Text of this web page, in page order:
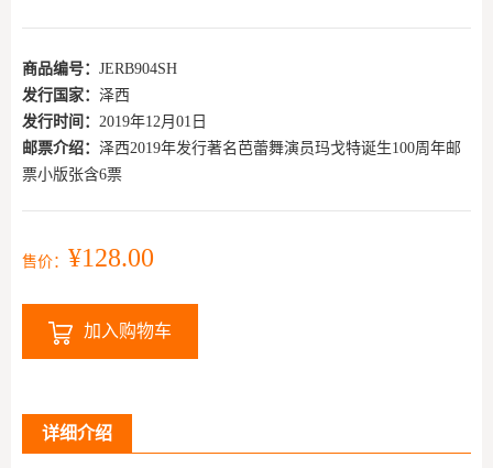
商品编号： JERB904SH
发行国家： 泽西
发行时间： 2019年12月01日
邮票介绍： 泽西2019年发行著名芭蕾舞演员玛戈特诞生100周年邮
票小版张含6票
售价： ¥128.00
加入购物车
详细介绍